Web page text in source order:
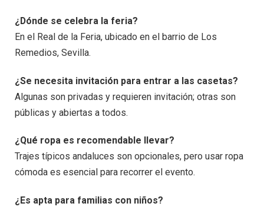
¿Dónde se celebra la feria?
En el Real de la Feria, ubicado en el barrio de Los
Remedios, Sevilla.
¿Se necesita invitación para entrar a las casetas?
Algunas son privadas y requieren invitación; otras son
públicas y abiertas a todos.
¿Qué ropa es recomendable llevar?
Trajes típicos andaluces son opcionales, pero usar ropa
cómoda es esencial para recorrer el evento.
¿Es apta para familias con niños?